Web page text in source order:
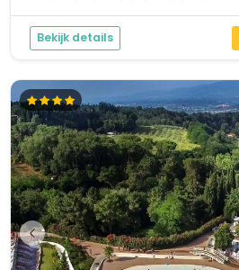
Bekijk details